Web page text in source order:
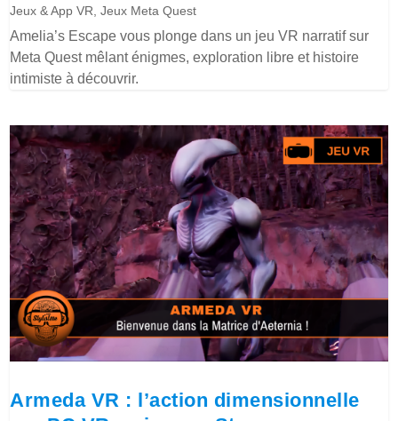
Jeux & App VR ,Jeux Meta Quest
Amelia’s Escape vous plonge dans un jeu VR narratif sur
Meta Quest mêlant énigmes, exploration libre et histoire
intimiste à découvrir.
Armeda VR : l’action dimensionnelle